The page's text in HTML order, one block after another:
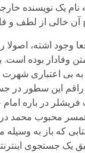
نام یک نویسنده
آن خالی از لطف و
وجود اشته،
وفادار بوده است.
بی اعتباری شهرت
راقم این سطور در
فریشلر در باره
محبوب محمد در
که باز به
جستجوی